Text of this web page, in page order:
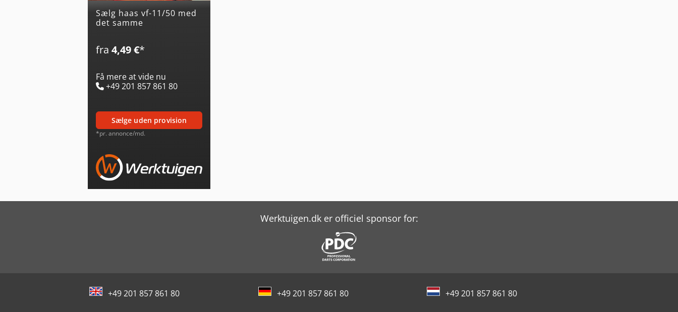
Sælg haas vf-11/50 med
det samme
fra 4,49 €*
Få mere at vide nu
+49 201 857 861 80
sælge uden provision
*pr. annonce/md.
Werktuigen.dk er officiel sponsor for:
+49 201 857 861 80 +49 201 857 861 80 +49 201 857 861 80